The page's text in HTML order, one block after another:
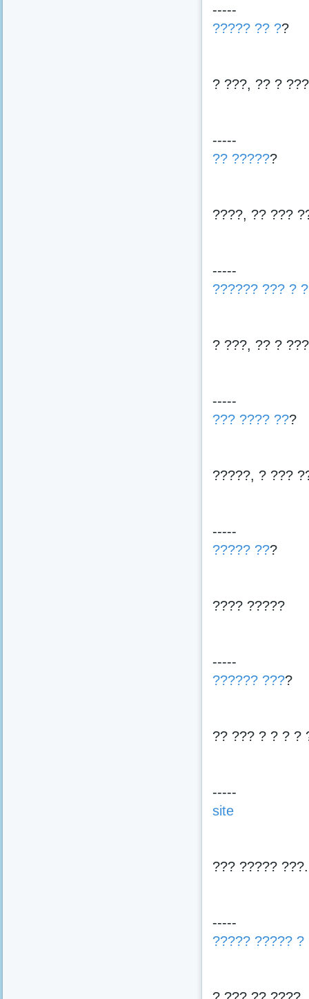
-----
????? ?? ??
? ???, ?? ?
-----
?? ??????
????, ?? ???
-----
?????? ??? ?
? ???, ?? ?
-----
??? ???? ???
?????, ? ???
-----
????? ???
???? ?????
-----
?????? ????
?? ??? ? ? ? ?
-----
site
??? ?????
-----
????? ????? ?